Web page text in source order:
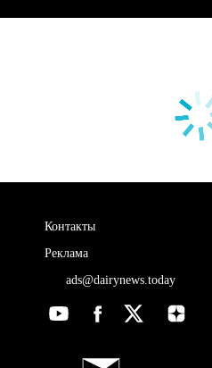
Контакты
Реклама
ads@dairynews.today